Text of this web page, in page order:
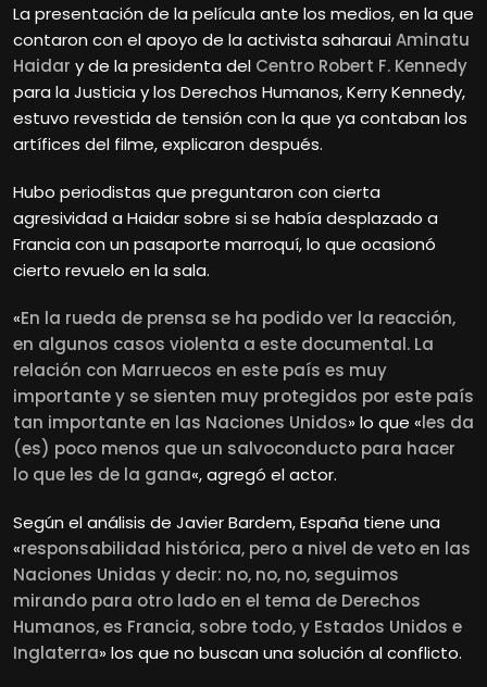
La presentación de la película ante los medios, en la que
contaron con el apoyo de la activista saharauiAminatu
Haidar y de la presidenta del Centro Robert F. Kennedy
para la Justicia y los Derechos Humanos, Kerry Kennedy,
estuvo revestida de tensión con la que ya contaban los
artífices del filme, explicaron después.
Hubo periodistas que preguntaron con cierta
agresividad a Haidar sobre si se había desplazado a
Francia con un pasaporte marroquí, lo que ocasionó
cierto revuelo en la sala.
«En la rueda de prensa se ha podido ver la reacción,
en algunos casos violenta a este documental. La
relación con Marruecos en este país es muy
importante y se sienten muy protegidos por este país
tan importante en las Naciones Unidos» lo que «les da
(es) poco menos que un salvoconducto para hacer
lo que les de la gana«, agregó el actor.
Según el análisis de Javier Bardem, España tiene una
«responsabilidad histórica, pero a nivel de veto en las
Naciones Unidas y decir: no, no, no, seguimos
mirando para otro lado en el tema de Derechos
Humanos, es Francia, sobre todo, y Estados Unidos e
Inglaterra» los que no buscan una solución al conflicto.